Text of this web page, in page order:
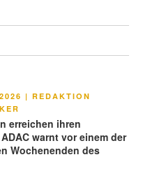
| REDAKTION
erreichen ihren
warnt vor einem der
Wochenenden des